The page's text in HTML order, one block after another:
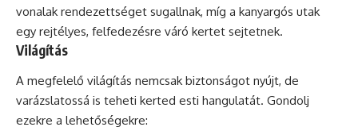
vonalak rendezettséget sugallnak, míg a kanyargós utak
egy rejtélyes, felfedezésre váró kertet sejtetnek.
Világítás
A megfelelő világítás nemcsak biztonságot nyújt, de
varázslatossá is teheti kerted esti hangulatát. Gondolj
ezekre a lehetőségekre: